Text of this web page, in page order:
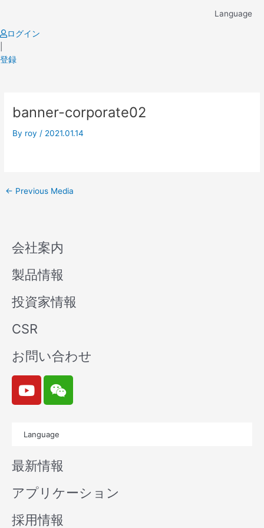
content
Language
ログイン
登録
banner-corporate02
By roy / 2021.01.14
navigation
← Previous Media
会社案内
製品情報
投資家情報
CSR
お問い合わせ
Y
o
u
b
e
W
e
i
n
Language
最新情報
アプリケーション
採用情報